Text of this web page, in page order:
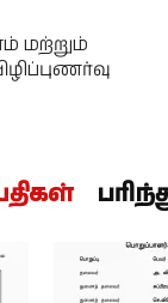
மற்றும்